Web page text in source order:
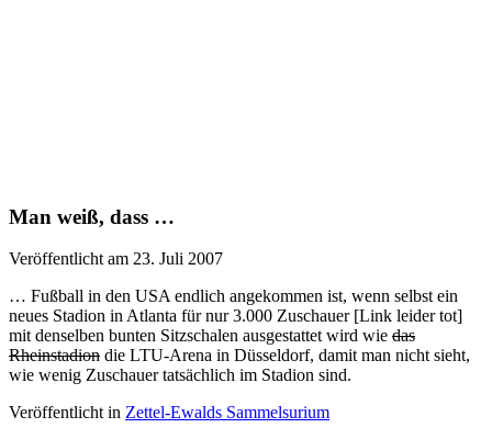
Man weiß, dass …
Veröffentlicht am 23. Juli 2007
… Fußball in den USA endlich angekommen ist, wenn selbst ein
neues Stadion in Atlanta für nur 3.000 Zuschauer [Link leider tot]
mit denselben bunten Sitzschalen ausgestattet wird wie das
Rheinstadion die LTU-Arena in Düsseldorf, damit man nicht sieht,
wie wenig Zuschauer tatsächlich im Stadion sind.
Veröffentlicht in Zettel-Ewalds Sammelsurium